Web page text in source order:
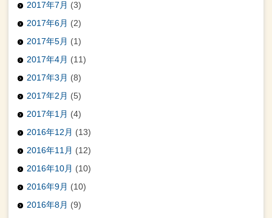
2017年7月 (3)
2017年6月 (2)
2017年5月 (1)
2017年4月 (11)
2017年3月 (8)
2017年2月 (5)
2017年1月 (4)
2016年12月 (13)
2016年11月 (12)
2016年10月 (10)
2016年9月 (10)
2016年8月 (9)